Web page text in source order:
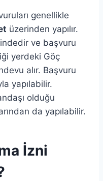
genellikle
üzerinden yapılır.
ve başvuru
yerdeki Göç
alır. Başvuru
yapılabilir.
olduğu
da yapılabilir.
İzni